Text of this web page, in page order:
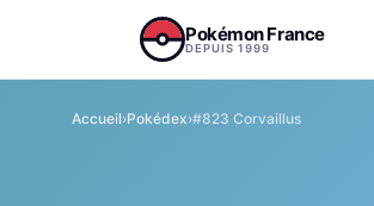
Pokémon France
DEPUIS 1999
Accueil›Pokédex›#823 Corvaillus